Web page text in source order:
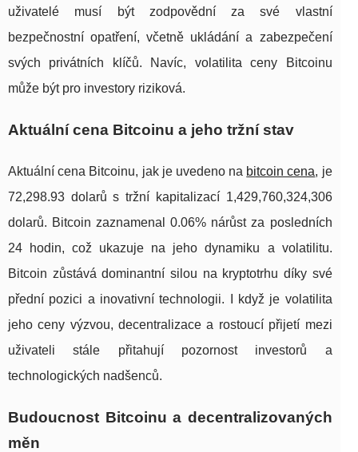
uživatelé musí být zodpovědní za své vlastní
bezpečnostní opatření, včetně ukládání a zabezpečení
svých privátních klíčů. Navíc, volatilita ceny Bitcoinu
může být pro investory riziková.
Aktuální cena Bitcoinu a jeho tržní stav
Aktuální cena Bitcoinu, jak je uvedeno na bitcoin cena, je
72,298.93 dolarů s tržní kapitalizací 1,429,760,324,306
dolarů. Bitcoin zaznamenal 0.06% nárůst za posledních
24 hodin, což ukazuje na jeho dynamiku a volatilitu.
Bitcoin zůstává dominantní silou na kryptotrhu díky své
přední pozici a inovativní technologii. I když je volatilita
jeho ceny výzvou, decentralizace a rostoucí přijetí mezi
uživateli stále přitahují pozornost investorů a
technologických nadšenců.
Budoucnost Bitcoinu a decentralizovaných
měn